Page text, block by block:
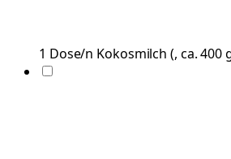
1 Dose/n Kokosmilch (, ca. 400